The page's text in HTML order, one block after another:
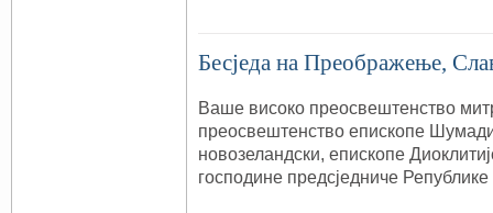
Бесједа на Преображење,
Ваше високо преосвештенство
преосвештенство епископе
новозеландски, епископе
господине предсједниче